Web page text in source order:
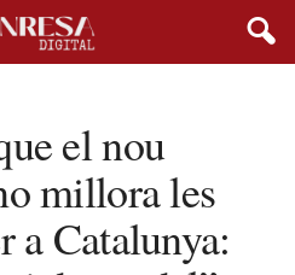
el nou
millora les
a Catalunya: